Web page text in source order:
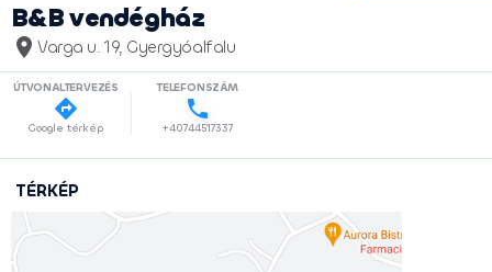
B&B vendégház
Varga u. 19, Gyergyóalfalu
ÚTVONALTERVEZÉS
Google térkép
TELEFONSZÁM
+40744517337
TÉRKÉP